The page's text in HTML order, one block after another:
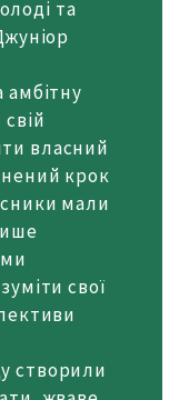
та
амбітну
власний
крок
мали
свої
створили